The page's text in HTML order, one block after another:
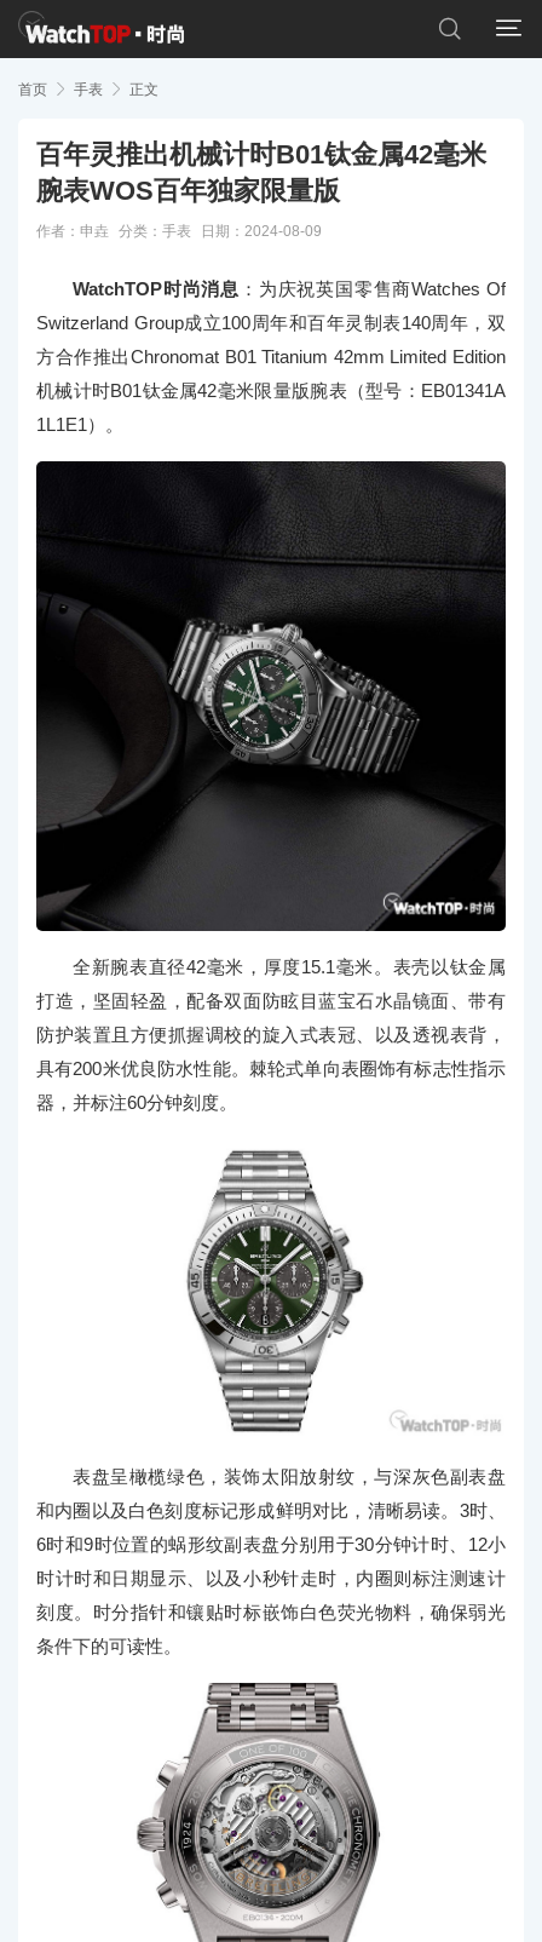


首页  手表  正文
百年灵推出机械计时B01钛金属42毫米
腕表WOS百年独家限量版
作者：申垚 分类： 手表 日期：2024-08-09
WatchTOP时尚消息 ：为庆祝英国零售商Watches Of
Switzerland Group成立100周年和百年灵制表140周年，双
方合作推出Chronomat B01 Titanium 42mm Limited Edition
机械计时B01钛金属42毫米限量版腕表（型号：EB01341A
1L1E1）。
全新腕表直径42毫米，厚度15.1毫米。表壳以钛金属
打造，坚固轻盈，配备双面防眩目蓝宝石水晶镜面、带有
防护装置且方便抓握调校的旋入式表冠、以及透视表背，
具有200米优良防水性能。棘轮式单向表圈饰有标志性指示
器，并标注60分钟刻度。
表盘呈橄榄绿色，装饰太阳放射纹，与深灰色副表盘
和内圈以及白色刻度标记形成鲜明对比，清晰易读。3时、
6时和9时位置的蜗形纹副表盘分别用于30分钟计时、12小
时计时和日期显示、以及小秒针走时，内圈则标注测速计
刻度。时分指针和镶贴时标嵌饰白色荧光物料，确保弱光
条件下的可读性。